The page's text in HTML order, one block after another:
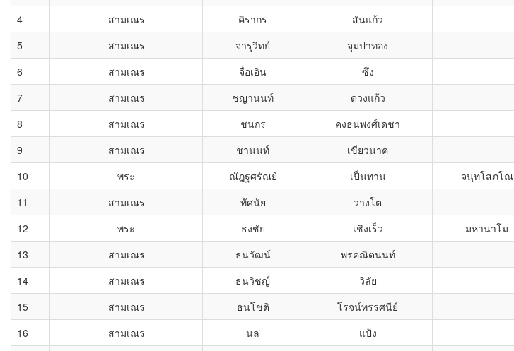
4
สามเณร คิรากร สันแก้ว
5
สามเณร จารุวิทย์ จุมปาทอง
6
สามเณร จื่อเอิน ซึง
7
สามเณร ชญานนท์ ดวงแก้ว
8
สามเณร ชนกร คงธนพงศ์เดชา
9
สามเณร ชานนท์ เขียวนาค
10
พระ ณัฎฐศรัณย์ เป็นทาน จนฺทโสภโณ
11
สามเณร ทัศนัย วางโต
12
พระ ธงชัย เชิงเร็ว มหานาโม
13
สามเณร ธนวัฒน์ พรคณิตนนท์
14
สามเณร ธนวิชญ์ วิลัย
15
สามเณร ธนโชติ โรจน์ทรรศนีย์
16
สามเณร นล แป้ง